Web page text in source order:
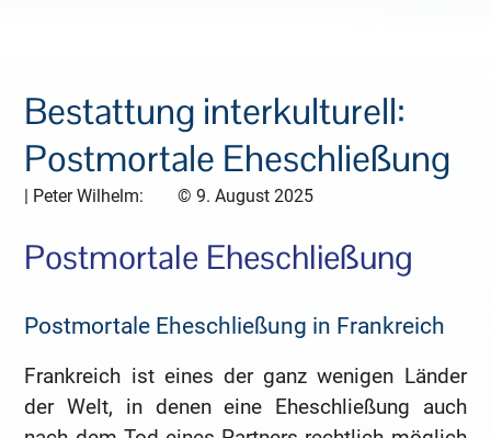
Bestattung interkulturell:
Postmortale Eheschließung
Peter Wilhelm: © 9. August 2025
Postmortale Eheschließung
Postmortale Eheschließung in Frankreich
Frankreich ist eines der ganz wenigen Länder
der Welt, in denen eine Eheschließung auch